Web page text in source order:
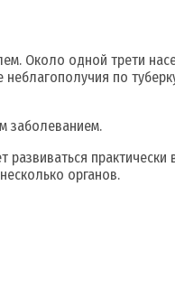
Около одной трети
по
заболеванием.
органов.